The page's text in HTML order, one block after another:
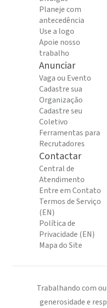
Planeje com
antecedência
Use a logo
Apoie nosso
trabalho
Anunciar
Vaga ou Evento
Cadastre sua
Organização
Cadastre seu
Coletivo
Ferramentas para
Recrutadores
Contactar
Central de
Atendimento
Entre em Contato
Termos de Serviço
(EN)
Política de
Privacidade (EN)
Mapa do Site
Trabalhando com
generosidade e